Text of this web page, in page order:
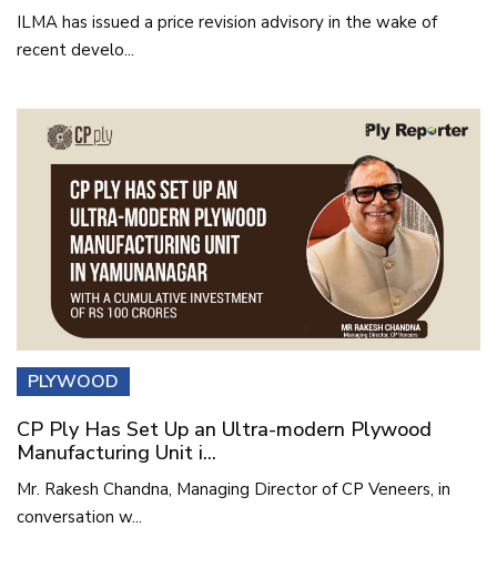
ILMA has issued a price revision advisory in the wake of
recent develo...
PLYWOOD
CP Ply Has Set Up an Ultra-modern Plywood
Manufacturing Unit i...
Mr. Rakesh Chandna, Managing Director of CP Veneers, in
conversation w...